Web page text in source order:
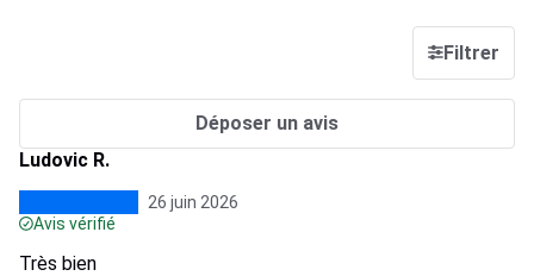
Filtrer
Déposer un avis
Ludovic R.
26 juin 2026
Avis vérifié
Très bien